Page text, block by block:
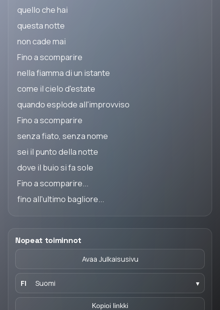
Nopeat toiminnot
Avaa Julkaisusivu
FI Suomi ▾
Kopioi linkki
quello che hai
questa notte
non cade mai
Fino a scomparire
nella fiamma di un istante
come il cielo d'estate
quando esplode all'improvviso
Fino a scomparire
senza fiato, senza nome
sei il punto della notte
dove il buio si fa sole
Fino a scomparire...
fino all'ultimo bagliore...